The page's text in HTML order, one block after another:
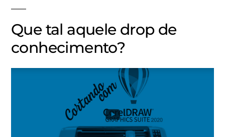
Que tal aquele drop de
conhecimento?